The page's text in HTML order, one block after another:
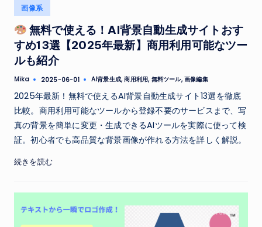
Posted
in
画像系
無料で使える！AI背景自動生成サイトおす
すめ13選【2025年最新】商用利用可能なツー
ルも紹介
Posted
Mika 2025-06-01
Tags: AI背景生成,商用利用, 無料ツール,画像編集
2025年最新！無料で使えるAI背景自動生成サイト13選を徹底
比較。商用利用可能なツールから登録不要のサービスまで、写
真の背景を簡単に変更・生成できるAIツールを実際に使って検
証。初心者でも高品質な背景画像が作れる方法を詳しく解説。
続きを読む